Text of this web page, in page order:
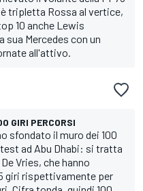
tripletta Rossa al vertice,
10 anche Lewis
sua Mercedes con un
all'attivo.
GIRI PERCORSI
sfondato il muro dei 100
ad Abu Dhabi: si tratta
Vries, che hanno
giri rispettivamente per